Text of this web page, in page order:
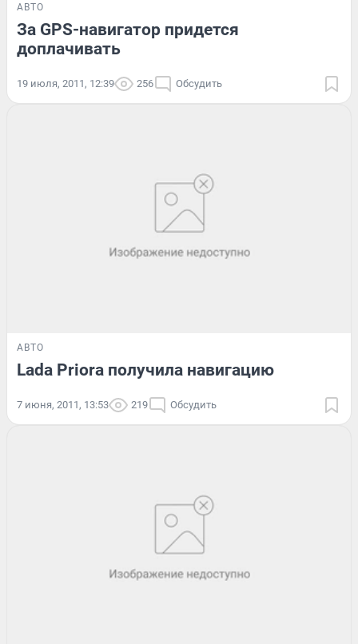
АВТО
За GPS-навигатор придется
доплачивать
19 июля, 2011, 12:39 256 Обсудить
АВТО
Lada Priora получила навигацию
7 июня, 2011, 13:53 219 Обсудить